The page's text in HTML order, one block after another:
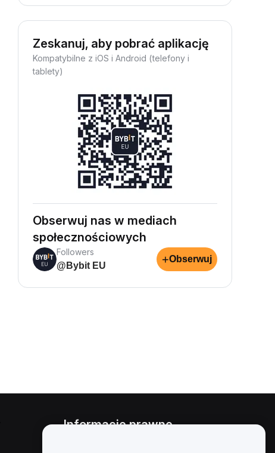
Zeskanuj, aby pobrać aplikację
Kompatybilne z iOS i Android (telefony i
tablety)
Obserwuj nas w mediach
społecznościowych
Followers
@Bybit EU
+Obserwuj
Informacje prawne